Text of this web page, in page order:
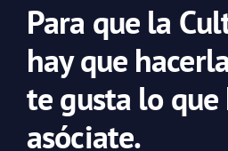
Para que la
hay que
te gusta lo que
asóciate.